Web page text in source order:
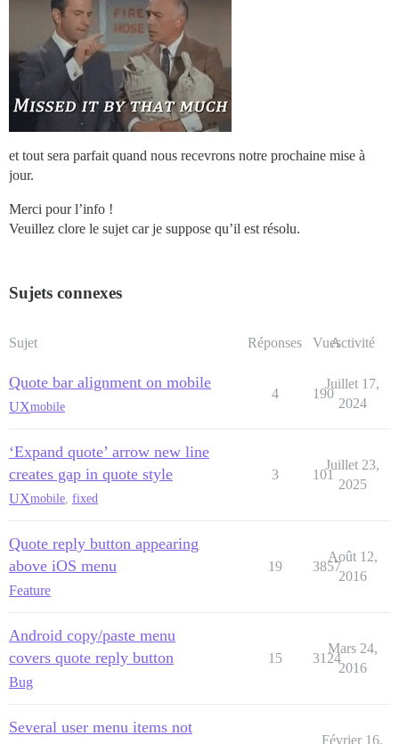
et tout sera parfait quand nous recevrons notre prochaine mise à
jour.
Merci pour l’info !
Veuillez clore le sujet car je suppose qu’il est résolu.
Sujets connexes
Sujet Réponses VuesActivité
Quote bar alignment on mobile
UXmobile
4 190
Juillet 17,
2024
‘Expand quote’ arrow new line
creates gap in quote style
UXmobile, fixed
3 101
Juillet 23,
2025
Quote reply button appearing
above iOS menu
Feature
19 3857
Août 12,
2016
Android copy/paste menu
covers quote reply button
Bug
15 3124
Mars 24,
2016
Several user menu items not
Février 16,